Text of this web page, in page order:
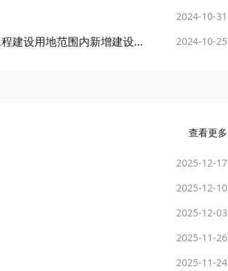
2024-10-31
河南省人民政府关于严格控制河南省新乡市合河水利枢纽工程建设用地范围内新增建设项目和迁入人口的通知 2024-10-25
查看更多
2025-12-17
2025-12-10
2025-12-03
2025-11-26
2025-11-24